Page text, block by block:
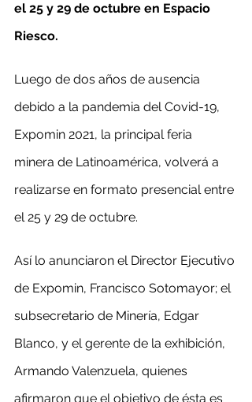
el 25 y 29 de octubre en Espacio
Riesco.
Luego de dos años de ausencia
debido a la pandemia del Covid-19,
Expomin 2021, la principal feria
minera de Latinoamérica, volverá a
realizarse en formato presencial entre
el 25 y 29 de octubre.
Así lo anunciaron el Director Ejecutivo
de Expomin, Francisco Sotomayor; el
subsecretario de Minería, Edgar
Blanco, y el gerente de la exhibición,
Armando Valenzuela, quienes
afirmaron que el objetivo de ésta es